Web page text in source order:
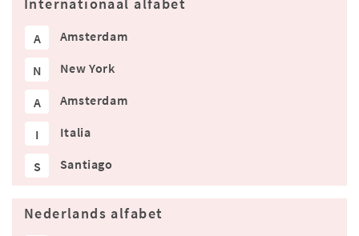
Internationaal alfabet
A Amsterdam
N New York
A Amsterdam
I Italia
S Santiago
Nederlands alfabet